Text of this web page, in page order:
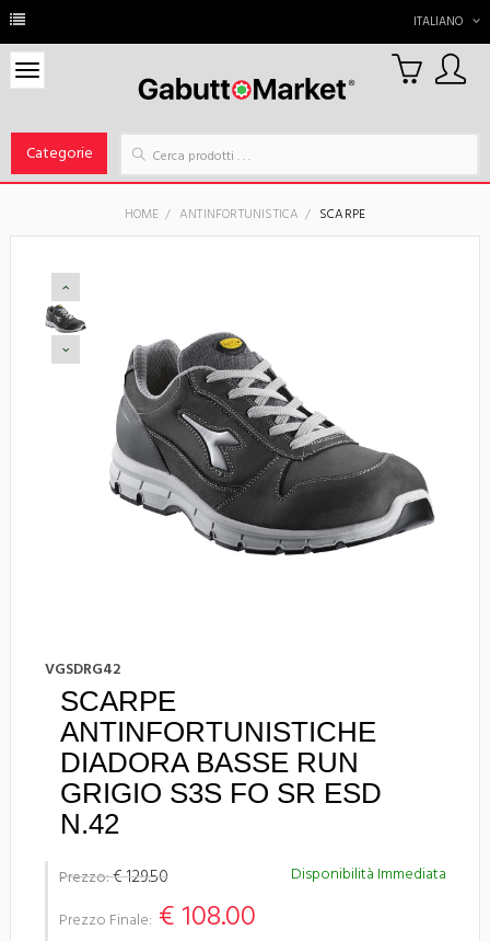
ITALIANO
Categorie
0
Carrello
HOME ANTINFORTUNISTICA SCARPE
VGSDRG42
SCARPE
ANTINFORTUNISTICHE
DIADORA BASSE RUN
GRIGIO S3S FO SR ESD
N.42
Disponibilità Immediata
Prezzo:€ 129.50
Prezzo Finale: € 108.00